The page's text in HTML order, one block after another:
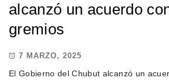
alcanzó un acuerdo
gremios
7 MARZO, 2025
El Gobierno del Chubut alcanzó un